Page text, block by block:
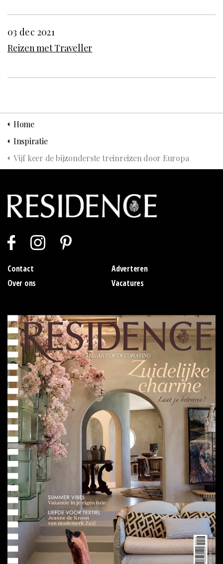
03 dec 2021
Reizen met Traveller
Home
Inspiratie
Vijf keer de bijzonderste treinreizen door Europa
Contact
Adverteren
Over ons
Vacatures